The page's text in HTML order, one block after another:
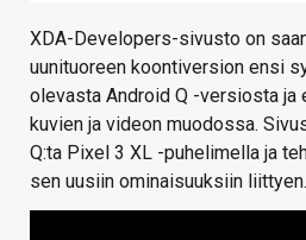
XDA-Developers-sivusto on
uunituoreen koontiversion ensi
olevasta Android Q -versiosta
kuvien ja videon muodossa.
Q:ta Pixel 3 XL -puhelimella ja
sen uusiin ominaisuuksiin liittyen.